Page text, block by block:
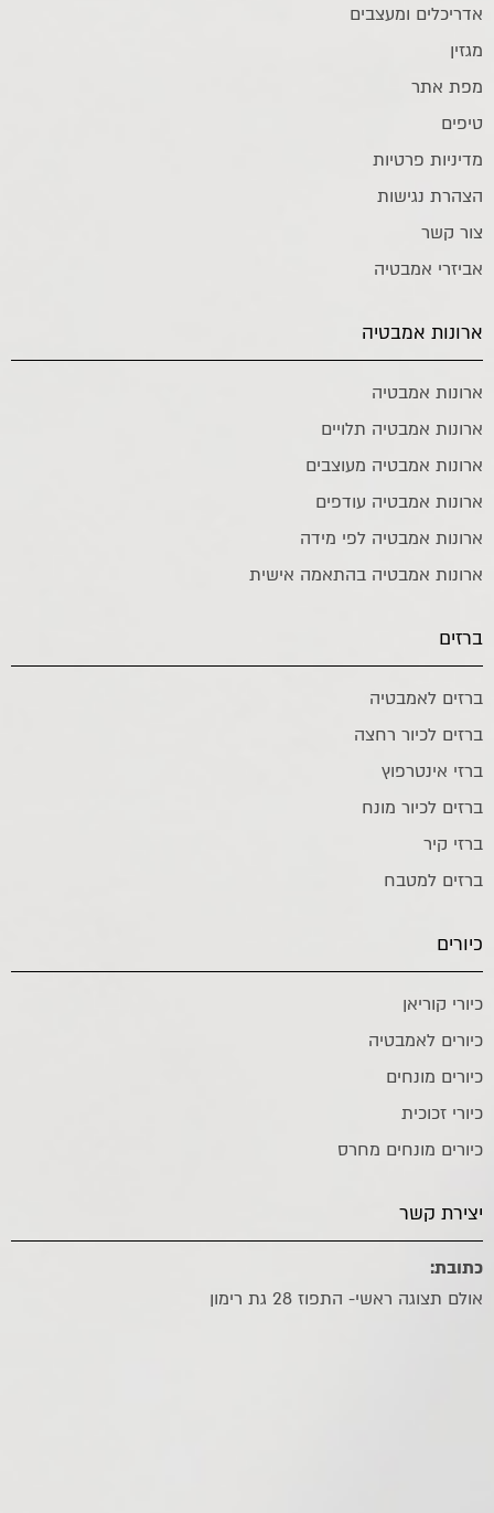
אדריכלים ומעצבים
מגזין
מפת אתר
טיפים
מדיניות פרטיות
הצהרת נגישות
צור קשר
אביזרי אמבטיה
ארונות אמבטיה
ארונות אמבטיה
ארונות אמבטיה תלויים
ארונות אמבטיה מעוצבים
ארונות אמבטיה עודפים
ארונות אמבטיה לפי מידה
ארונות אמבטיה בהתאמה אישית
ברזים
ברזים לאמבטיה
ברזים לכיור רחצה
ברזי אינטרפוץ
ברזים לכיור מונח
ברזי קיר
ברזים למטבח
כיורים
כיורי קוריאן
כיורים לאמבטיה
כיורים מונחים
כיורי זכוכית
כיורים מונחים מחרס
יצירת קשר
כתובת:
אולם תצוגה ראשי- התפוז 28 גת רימון